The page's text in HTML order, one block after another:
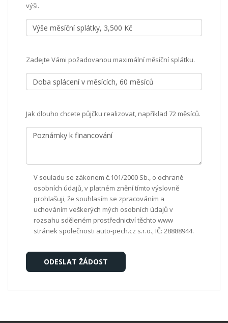
výši.
Zadejte Vámi požadovanou maximální měsíční splátku.
Jak dlouho chcete půjčku realizovat, například 72 měsíců.
V souladu se zákonem č.101/2000 Sb., o ochraně
osobních údajů, v platném znění tímto výslovně
prohlašuji, že souhlasím se zpracováním a
uchováním veškerých mých osobních údajů v
rozsahu sděleném prostřednictví těchto www
stránek společnosti auto-pech.cz s.r.o., IČ: 28888944.